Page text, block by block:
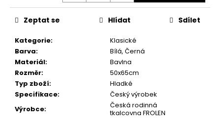
Kategorie:
Klasické
Barva:
Bílá, Černá
Materiál:
Bavlna
Rozměr:
50x65cm
Typ zboží:
Hladké
Specifikace:
Český výrobek
Výrobce:
Česká rodinná
tkalcovna FROLEN
Zeptat se Hlídat Sdílet
D
o
o
u
č
u
e
m